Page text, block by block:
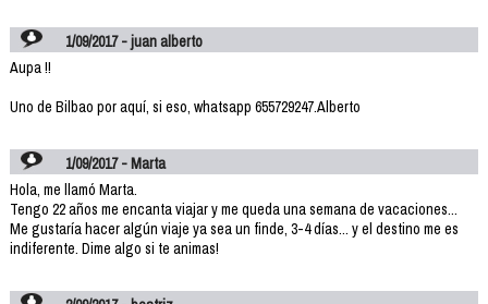
1/09/2017 - juan alberto
Aupa !!
Uno de Bilbao por aquí, si eso, whatsapp 655729247.Alberto
1/09/2017 - Marta
Hola, me llamó Marta.
Tengo 22 años me encanta viajar y me queda una semana de vacaciones...
Me gustaría hacer algún viaje ya sea un finde, 3-4 días... y el destino me es
indiferente. Dime algo si te animas!